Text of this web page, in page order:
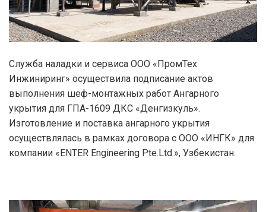
Служба наладки и сервиса ООО «ПромТех
Инжиниринг» осуществила подписание актов
выполнения шеф-монтажных работ Ангарного
укрытия для ГПА-1609 ДКС «Денгизкуль».
Изготовление и поставка ангарного укрытия
осуществлялась в рамках договора с ООО «ИНГК» для
компании «ENTER Engineering Pte.Ltd.», Узбекистан.